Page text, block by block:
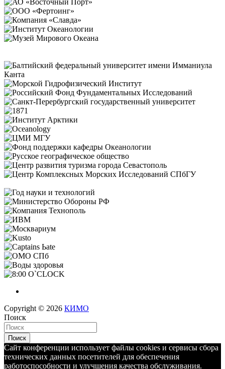
Copyright © 2026 КИМО
Поиск
Поиск
Сайт конференции использует файлы cookies и сервисы сбора
технических данных посетителей для обеспечения
работоспособности и улучшения качества обслуживания.